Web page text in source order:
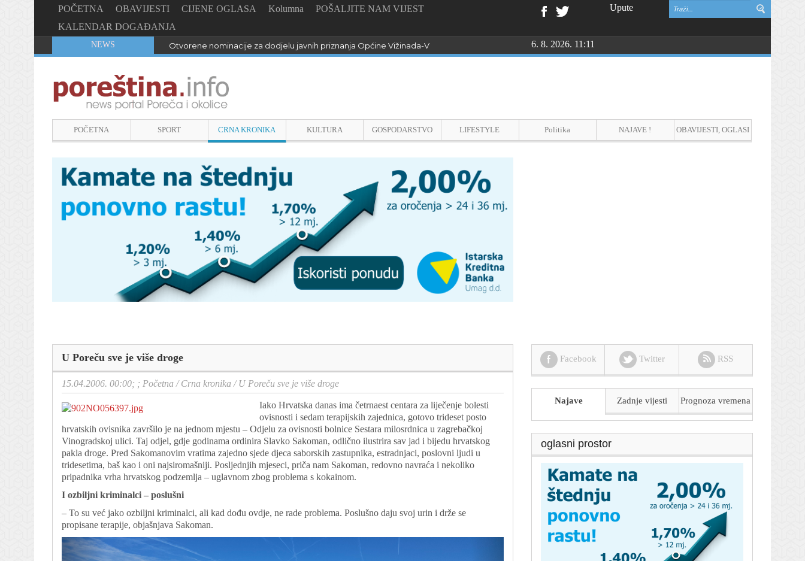
POČETNA OBAVIJESTI CIJENE OGLASA Kolumna
POŠALJITE NAM VIJEST
KALENDAR DOGAĐANJA
Upute
NEWS Otvorene nominacije za dodjelu javnih priznanja Općine Vižinada-Visinada 6. 8. 2026. 11:11
POČETNA SPORT CRNA KRONIKA KULTURA GOSPODARSTVO LIFESTYLE Politika NAJAVE ! OBAVIJESTI, OGLASI
U Poreču sve je više droge
15.04.2006. 00:00; ; Početna /Crna kronika /U Poreču sve je više droge
Iako Hrvatska danas ima četrnaest centara za liječenje bolesti
ovisnosti i sedam terapijskih zajednica, gotovo trideset posto
hrvatskih ovisnika završilo je na jednom mjestu – Odjelu za ovisnosti bolnice Sestara milosrdnica u zagrebačkoj
Vinogradskoj ulici. Taj odjel, gdje godinama ordinira Slavko Sakoman, odlično ilustrira sav jad i bijedu hrvatskog
pakla droge. Pred Sakomanovim vratima zajedno sjede djeca saborskih zastupnika, estradnjaci, poslovni ljudi u
tridesetima, baš kao i oni najsiromašniji. Posljednjih mjeseci, priča nam Sakoman, redovno navraća i nekoliko
pripadnika vrha hrvatskog podzemlja – uglavnom zbog problema s kokainom.
I ozbiljni kriminalci – poslušni
– To su već jako ozbiljni kriminalci, ali kad dođu ovdje, ne rade problema. Poslušno daju svoj urin i drže se
propisane terapije, objašnjava Sakoman.
Facebook Twitter RSS
Najave Zadnje vijesti Prognoza vremena
oglasni prostor